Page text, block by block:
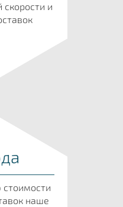
и
наше